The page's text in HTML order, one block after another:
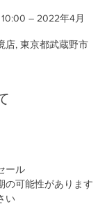
– 2022年4月
店, 東京都武蔵野市
ール
の可能性があります
い